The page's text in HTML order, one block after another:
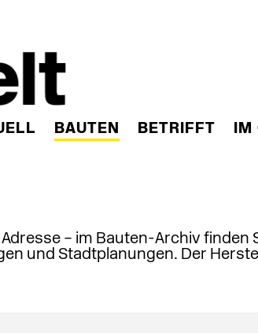
BAUTEN BETRIFFT
– im Bauten-Archiv finden
und Stadtplanungen. Der